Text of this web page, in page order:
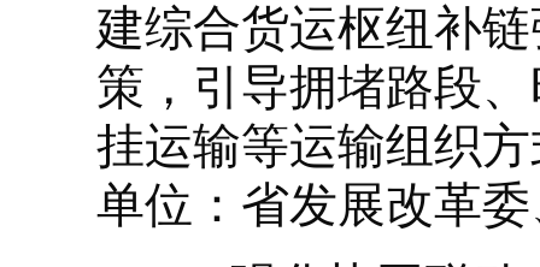
建综合货运枢纽补
策，引导拥堵路段
挂运输等运输组织
单位：省发展改革